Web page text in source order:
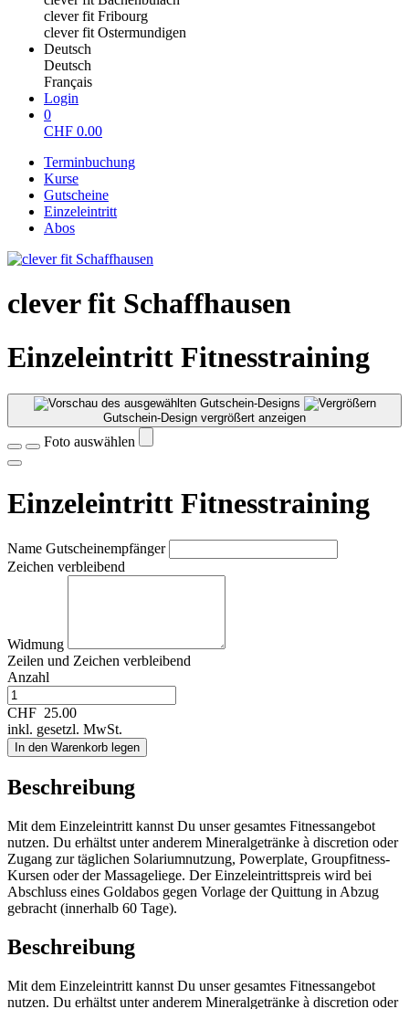
clever fit Fribourg
clever fit Ostermundigen
Deutsch
Deutsch
Français
Login
0
CHF 0.00
Terminbuchung
Kurse
Gutscheine
Einzeleintritt
Abos
clever fit Schaffhausen
Einzeleintritt Fitnesstraining
Gutschein-Design vergrößert anzeigen
Foto auswählen
Einzeleintritt Fitnesstraining
Name Gutscheinempfänger
Zeichen verbleibend
Widmung
Zeilen und Zeichen verbleibend
Anzahl
CHF 25.00
inkl. gesetzl. MwSt.
In den Warenkorb legen
Beschreibung
Mit dem Einzeleintritt kannst Du unser gesamtes Fitnessangebot
nutzen. Du erhältst unter anderem Mineralgetränke à discretion oder
Zugang zur täglichen Solariumnutzung, Powerplate, Groupfitness-
Kursen oder der Massageliege. Der Einzeleintrittspreis wird bei
Abschluss eines Goldabos gegen Vorlage der Quittung in Abzug
gebracht (innerhalb 60 Tage).
Beschreibung
Mit dem Einzeleintritt kannst Du unser gesamtes Fitnessangebot
nutzen. Du erhältst unter anderem Mineralgetränke à discretion oder